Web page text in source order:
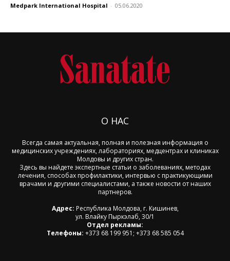
Medpark International Hospital - 05.06.2020
О НАС
Всегда самая актуальная, полная и полезная информация о
медицинских учреждениях, лабораториях, медцентрах и клиниках
Молдовы и других стран.
Здесь вы найдете экспертные статьи о заболеваниях, методах
лечения, способах профилактики, интервью с практикующими
врачами и другими специалистами, а также новости от наших
партнеров.
Адрес: Республика Молдова, г. Кишинев,
ул. Влайку Пыркэлаб, 30/1
Отдел рекламы:
Телефоны: +373 68 199 951; +373 68 585 054